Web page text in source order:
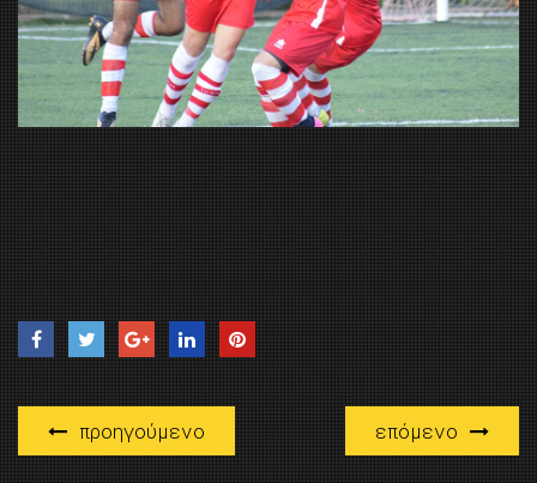
προηγούμενο επόμενο